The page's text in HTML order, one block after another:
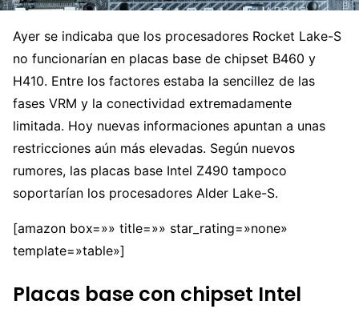
Ayer se indicaba que los procesadores Rocket Lake-S
no funcionarían en placas base de chipset B460 y
H410. Entre los factores estaba la sencillez de las
fases VRM y la conectividad extremadamente
limitada. Hoy nuevas informaciones apuntan a unas
restricciones aún más elevadas. Según nuevos
rumores, las placas base Intel Z490 tampoco
soportarían los procesadores Alder Lake-S.
[amazon box=»» title=»» star_rating=»none»
template=»table»]
Placas base con chipset Intel